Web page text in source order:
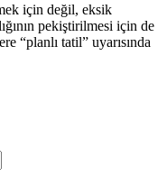
için değil, eksik
pekiştirilmesi için de
“planlı tatil” uyarısında